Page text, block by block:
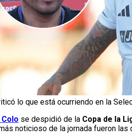
lo que está ocurriendo en la
se despidió de la Copa de la
noticioso de la jornada fueron las